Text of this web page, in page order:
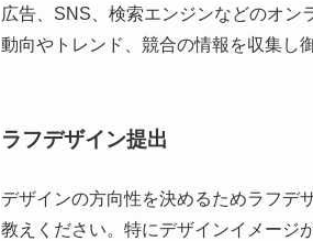
広告、SNS、検索エンジンなどのオン
動向やトレンド、競合の情報を収集し
ラフデザイン提出
デザインの方向性を決めるためラフデ
教えください。特にデザインイメージ